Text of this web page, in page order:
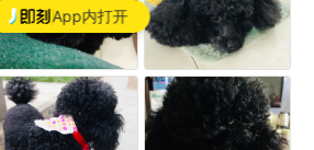
App内打开